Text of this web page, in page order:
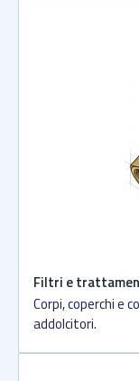
Filtri e
Corpi, coperchi e
addolcitori.